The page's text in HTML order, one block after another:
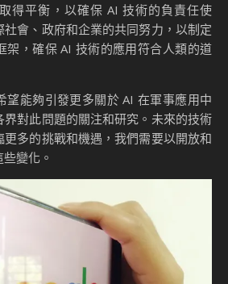
得平衡，以確保 AI 技術的負責任使
會、政府和企業的共同努力，以制定
架，確保 AI 技術的應用符合人類的道
望能夠引發更多關於 AI 在軍事應用中
對此問題的關注和研究。未來的技術
多的挑戰和機遇，我們需要以開放和
變化。